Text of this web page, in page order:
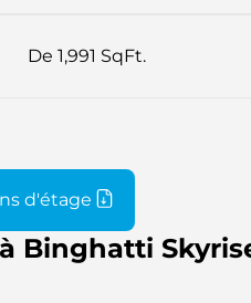
De 1,991 SqFt.
d'étage
Binghatti